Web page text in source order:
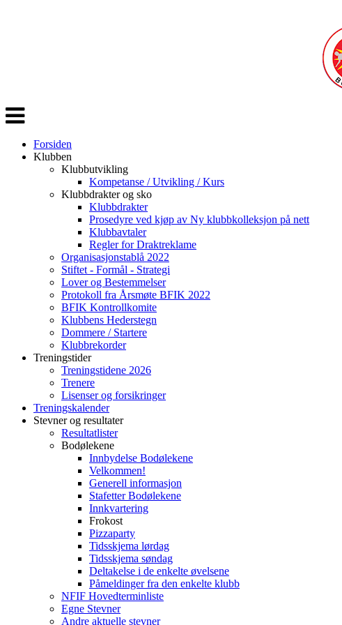
Veksle
navigasjon
Forsiden
Klubben
Klubbutvikling
Kompetanse / Utvikling / Kurs
Klubbdrakter og sko
Klubbdrakter
Prosedyre ved kjøp av Ny klubbkolleksjon på nett
Klubbavtaler
Regler for Draktreklame
Organisasjonstablå 2022
Stiftet - Formål - Strategi
Lover og Bestemmelser
Protokoll fra Årsmøte BFIK 2022
BFIK Kontrollkomite
Klubbens Hederstegn
Dommere / Startere
Klubbrekorder
Treningstider
Treningstidene 2026
Trenere
Lisenser og forsikringer
Treningskalender
Stevner og resultater
Resultatlister
Bodølekene
Innbydelse Bodølekene
Velkommen!
Generell informasjon
Stafetter Bodølekene
Innkvartering
Frokost
Pizzaparty
Tidsskjema lørdag
Tidsskjema søndag
Deltakelse i de enkelte øvelsene
Påmeldinger fra den enkelte klubb
NFIF Hovedterminliste
Egne Stevner
Andre aktuelle stevner